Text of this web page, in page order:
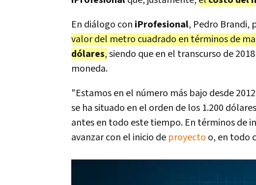
En diálogo con iProfesional, Pedro Brandi,
valor del metro cuadrado en términos de
dólares,siendo que en el transcurso de
moneda.
"Estamos en el número más bajo desde
se ha situado en el orden de los 1.200
antes en todo este tiempo. En términos de
avanzar con el inicio de proyecto o, en todo